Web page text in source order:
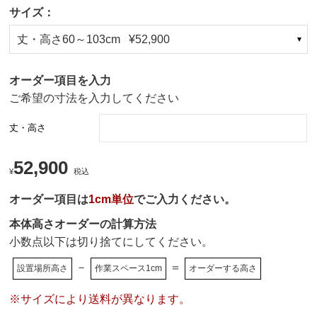
サイズ：
丈・高さ60～103cm ¥52,900
オーダー項目を入力
ご希望の寸法を入力してください
丈・高さ
¥52,900 税込
オーダー項目は1cm単位でご入力ください。
本体高さオーダーの計算方法
小数点以下は切り捨てにしてください。
設置場所高さ － 作業スペース1cm ＝ オーダーする高さ
※サイズにより送料が異なります。